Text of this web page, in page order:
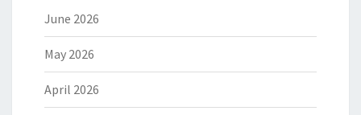
June 2026
May 2026
April 2026